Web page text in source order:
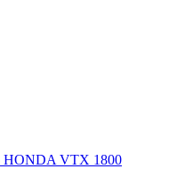
HONDA VTX 1800